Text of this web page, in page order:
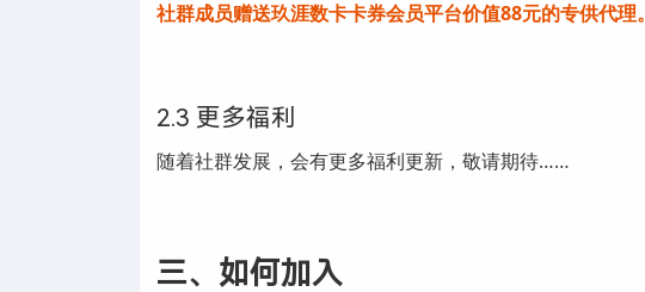
社群成员赠送玖涯数卡卡券会员平台价值88元的专供代理。
2.3 更多福利
随着社群发展，会有更多福利更新，敬请期待……
三、如何加入